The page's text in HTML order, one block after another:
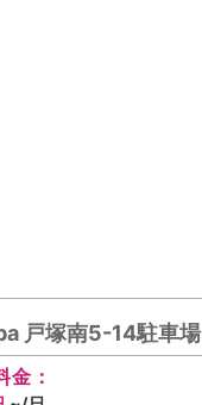
戸塚南5-14駐車場
金：